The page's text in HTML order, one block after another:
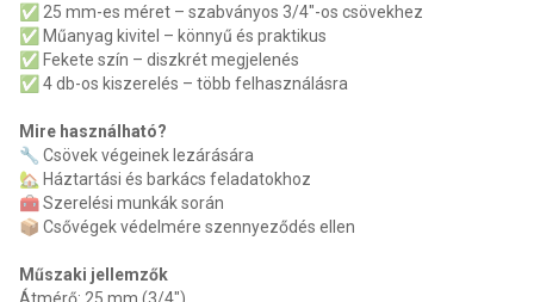
✅ 25 mm-es méret – szabványos 3/4"-os csövekhez
✅ Műanyag kivitel – könnyű és praktikus
✅ Fekete szín – diszkrét megjelenés
✅ 4 db-os kiszerelés – több felhasználásra
Mire használható?
🔧 Csövek végeinek lezárására
🏡 Háztartási és barkács feladatokhoz
🧰 Szerelési munkák során
📦 Csővégek védelmére szennyeződés ellen
Műszaki jellemzők